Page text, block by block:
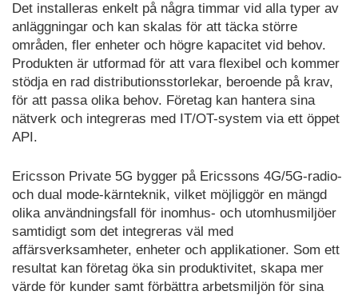
Det installeras enkelt på några timmar vid alla typer av
anläggningar och kan skalas för att täcka större
områden, fler enheter och högre kapacitet vid behov.
Produkten är utformad för att vara flexibel och kommer
stödja en rad distributionsstorlekar, beroende på krav,
för att passa olika behov. Företag kan hantera sina
nätverk och integreras med IT/OT-system via ett öppet
API.
Ericsson Private 5G bygger på Ericssons 4G/5G-radio-
och dual mode-kärnteknik, vilket möjliggör en mängd
olika användningsfall för inomhus- och utomhusmiljöer
samtidigt som det integreras väl med
affärsverksamheter, enheter och applikationer. Som ett
resultat kan företag öka sin produktivitet, skapa mer
värde för kunder samt förbättra arbetsmiljön för sina